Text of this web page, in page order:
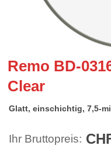
Remo BD-
Clear
Glatt, einschichtig, 7,5-
Ihr Bruttopreis: